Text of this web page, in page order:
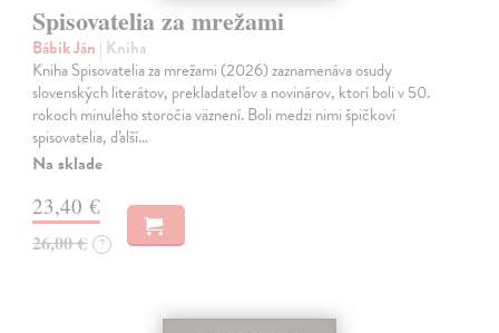
Spisovatelia za mrežami
Bábik Ján | Kniha
Kniha Spisovatelia za mrežami (2026) zaznamenáva osudy
slovenských literátov, prekladateľov a novinárov, ktorí boli v 50.
rokoch minulého storočia väznení. Boli medzi nimi špičkoví
spisovatelia, ďalší…
Na sklade
23,40 €
26,00 € ?